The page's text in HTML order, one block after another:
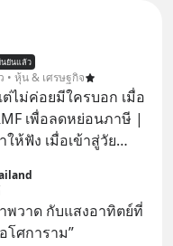
ยันแล้ว
• หุ้น & เศรษฐกิจ
ไม่ค่อยมีใครบอก เมื่อ
เพื่อลดหย่อนภาษี |
ห้ฟัง เมื่อเข้าสู่วัย
ราะนอกจากจะช่วยลด
ยังเป็นโอกาสในการ
พวาด กับแสงอาทิตย์ที่
โศการาม”